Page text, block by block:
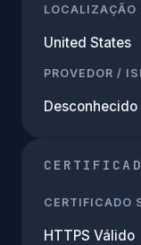
LOCALIZAÇÃO
United States
PROVEDOR /
Desconhecido
CERTIFICADO
HTTPS Válido